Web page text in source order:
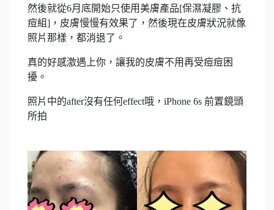
然後就從6月底開始只使用美膚產品[保濕凝膠、抗
痘組]，皮膚慢慢有效果了，然後現在皮膚狀況就像
照片那樣，都消退了。
真的好感激遇上你，讓我的皮膚不用再受痘痘困
擾。
照片中的after沒有任何effect哦，iPhone 6s 前置鏡頭
所拍